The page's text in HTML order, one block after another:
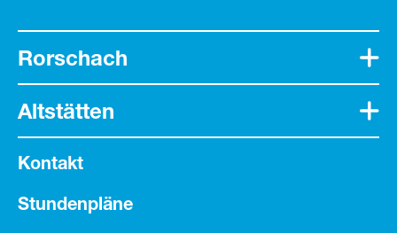
Rorschach
Altstätten
Kontakt
Stundenpläne